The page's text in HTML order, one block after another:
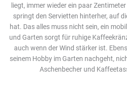
liegt, immer wieder ein paar
springt den Servietten hinterher, auf
hat. Das alles muss nicht sein, ein
und Garten sorgt für ruhige
auch wenn der Wind stärker ist.
seinem Hobby im Garten nachgeht,
Aschenbecher und